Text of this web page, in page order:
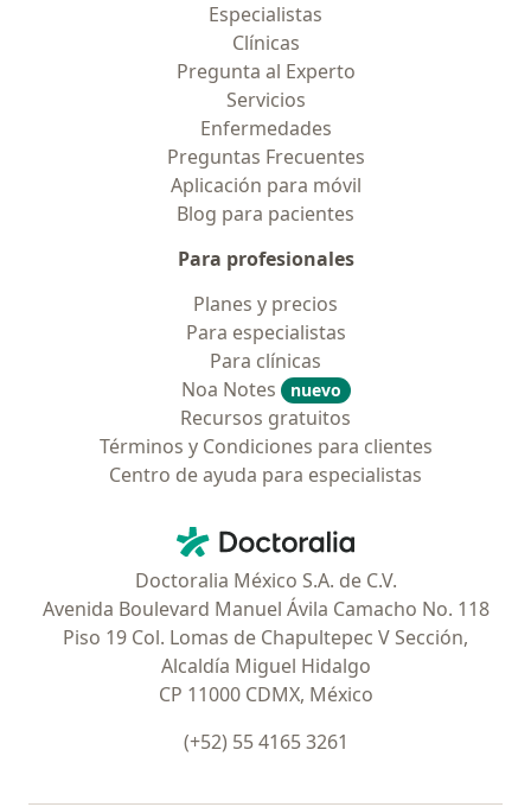
Especialistas
Clínicas
Pregunta al Experto
Servicios
Enfermedades
Preguntas Frecuentes
Aplicación para móvil
Blog para pacientes
Para profesionales
Planes y precios
Para especialistas
Para clínicas
Noa Notes
nuevo
Recursos gratuitos
Términos y Condiciones para clientes
Centro de ayuda para especialistas
Doctoralia - Página de inicio
Doctoralia México S.A. de C.V.
Avenida Boulevard Manuel Ávila Camacho No. 118
Piso 19 Col. Lomas de Chapultepec V Sección,
Alcaldía Miguel Hidalgo
CP 11000 CDMX, México
(+52) 55 4165 3261